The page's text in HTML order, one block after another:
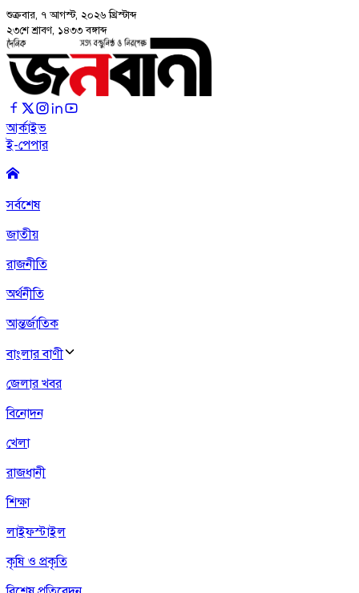
শুক্রবার, ৭ আগস্ট, ২০২৬ খ্রিস্টাব্দ
২৩শে শ্রাবণ, ১৪৩৩ বঙ্গাব্দ
আর্কাইভ
ই-পেপার
সর্বশেষ
জাতীয়
রাজনীতি
অর্থনীতি
আন্তর্জাতিক
বাংলার বাণী
জেলার খবর
বিনোদন
খেলা
রাজধানী
শিক্ষা
লাইফস্টাইল
কৃষি ও প্রকৃতি